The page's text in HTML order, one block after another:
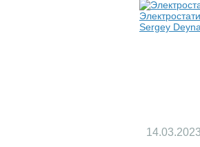
Sergey Deyna
14.03.2023